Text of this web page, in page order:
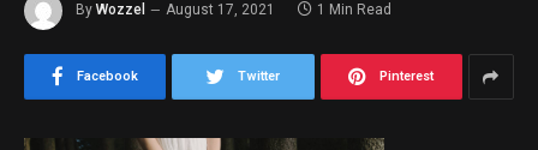
By Wozzel August 17, 2021 1 Min Read
Facebook Twitter Pinterest